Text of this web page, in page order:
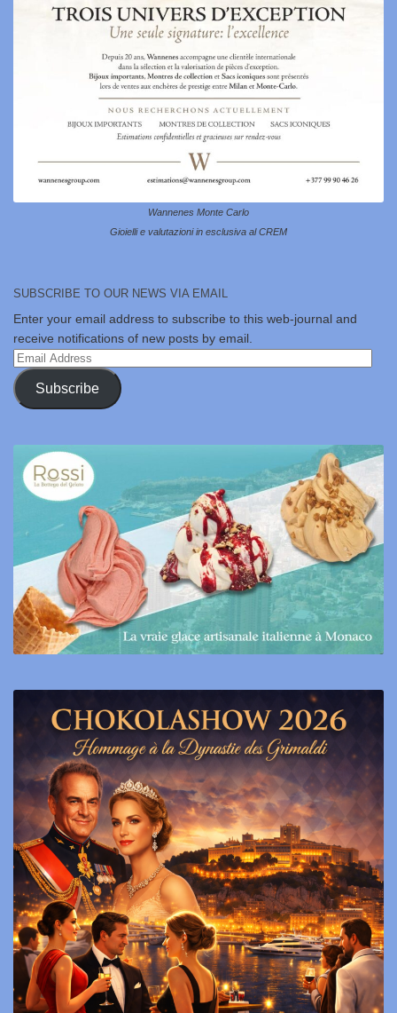
Wannenes Monte Carlo
Gioielli e valutazioni in esclusiva al CREM
SUBSCRIBE TO OUR NEWS VIA EMAIL
Enter your email address to subscribe to this web-journal and
receive notifications of new posts by email.
Email
Address
Subscribe